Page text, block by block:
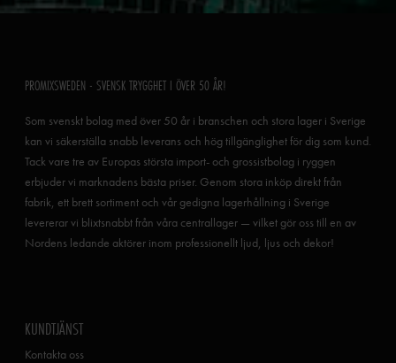
PROMIXSWEDEN - SVENSK TRYGGHET I ÖVER 50 ÅR!
Som svenskt bolag med över 50 år i branschen och stora lager i Sverige
kan vi säkerställa snabb leverans och hög tillgänglighet för dig som kund.
Tack vare tre av Europas största import- och grossistbolag i ryggen
erbjuder vi marknadens bästa priser. Genom stora inköp direkt från
fabrik, ett brett sortiment och vår gedigna lagerhållning i Sverige
levererar vi blixtsnabbt från våra centrallager — vilket gör oss till en av
Nordens ledande aktörer inom professionellt ljud, ljus och dekor!
KUNDTJÄNST
Kontakta oss